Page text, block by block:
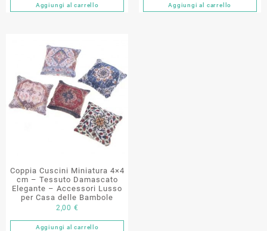
Aggiungi al carrello Aggiungi al carrello
Coppia Cuscini Miniatura 4×4
cm – Tessuto Damascato
Elegante – Accessori Lusso
per Casa delle Bambole
2,00 €
Aggiungi al carrello